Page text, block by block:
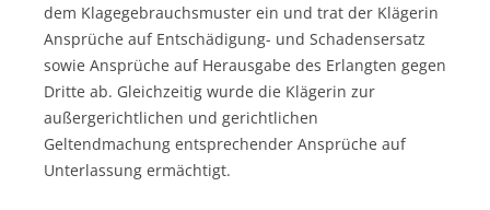
dem Klagegebrauchsmuster ein und trat der Klägerin
Ansprüche auf Entschädigung- und Schadensersatz
sowie Ansprüche auf Herausgabe des Erlangten gegen
Dritte ab. Gleichzeitig wurde die Klägerin zur
außergerichtlichen und gerichtlichen
Geltendmachung entsprechender Ansprüche auf
Unterlassung ermächtigt.